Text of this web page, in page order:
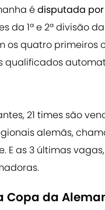
édisputada
da 1ª e 2ª divisão
os quatro primeiros
qualificados
21 times são
alemãs,
E as 3 últimas
Copa da